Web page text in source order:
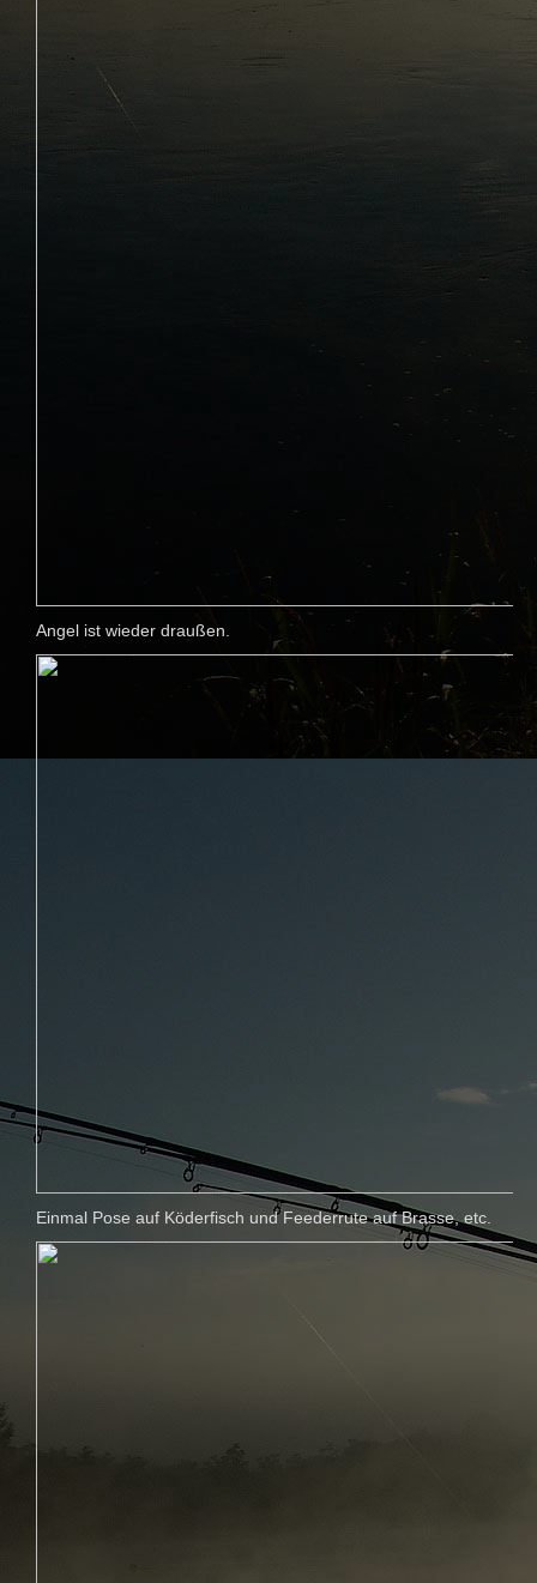
Angel ist wieder draußen.
Einmal Pose auf Köderfisch und Feederrute auf Brasse, etc.